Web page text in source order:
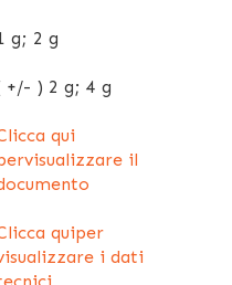
g; 2 g
+/- ) 2 g; 4 g
qui
il
quiper
i dati